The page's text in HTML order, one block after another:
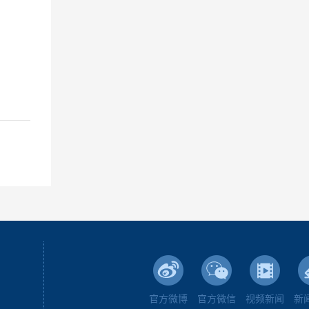
官方微博 官方微信 视频新闻 新